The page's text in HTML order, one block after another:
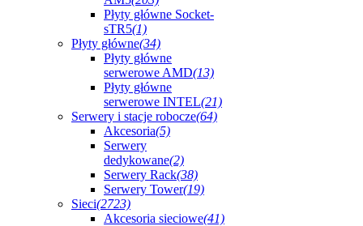
Płyty główne Socket-
sTR5(1)
Płyty główne(34)
Płyty główne
serwerowe AMD(13)
Płyty główne
serwerowe INTEL(21)
Serwery i stacje robocze(64)
Akcesoria(5)
Serwery
dedykowane(2)
Serwery Rack(38)
Serwery Tower(19)
Sieci(2723)
Akcesoria sieciowe(41)